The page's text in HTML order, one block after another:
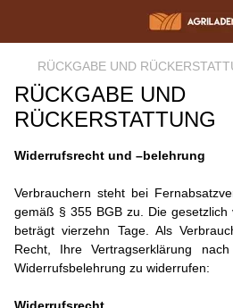
RÜCKGABE UND
RÜCKGABE UND
RÜCKERSTATTUNG
Widerrufsrecht und –belehrung
Verbrauchern steht bei
gemäß § 355 BGB zu. Die gesetzlich
beträgt vierzehn Tage. Als
Recht, Ihre Vertragserklärung
Widerrufsbelehrung zu widerrufen:
Widerrufsrecht